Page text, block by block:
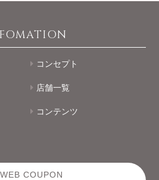
コンセプト
店舗一覧
コンテンツ
COUPON